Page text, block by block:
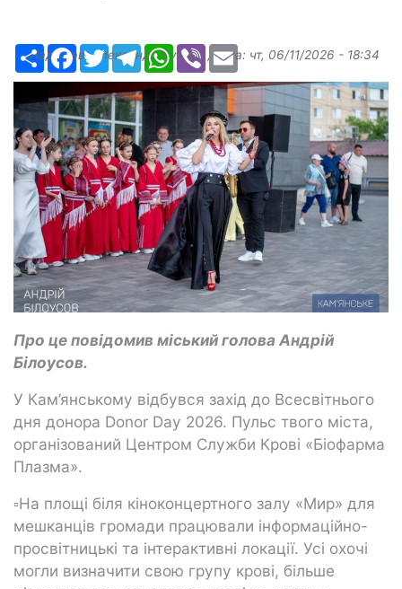
РесурсFacebook
TwitterTelegramWhatsApp
ViberEmail
Надіслав:Александр Бугаев , дата: чт, 06/11/2026 - 18:34
Про це повідомив міський голова Андрій
Білоусов.
У Кам’янському відбувся захід до Всесвітнього
дня донора Donor Day 2026. Пульс твого міста,
організований Центром Служби Крові «Біофарма
Плазма».
▫На площі біля кіноконцертного залу «Мир» для
мешканців громади працювали інформаційно-
просвітницькі та інтерактивні локації. Усі охочі
могли визначити свою групу крові, більше